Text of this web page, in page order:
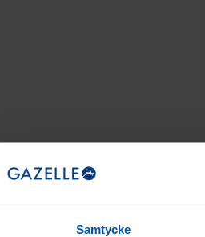
Samtycke